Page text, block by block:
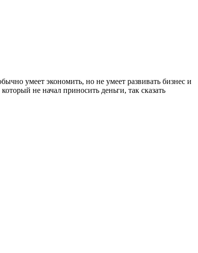
умеет экономить, но не умеет развивать бизнес и
не начал приносить деньги, так сказать